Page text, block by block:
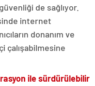
de sağlıyor.
internet
donanım ve
çalışabilmesine
ile sürdürülebilir